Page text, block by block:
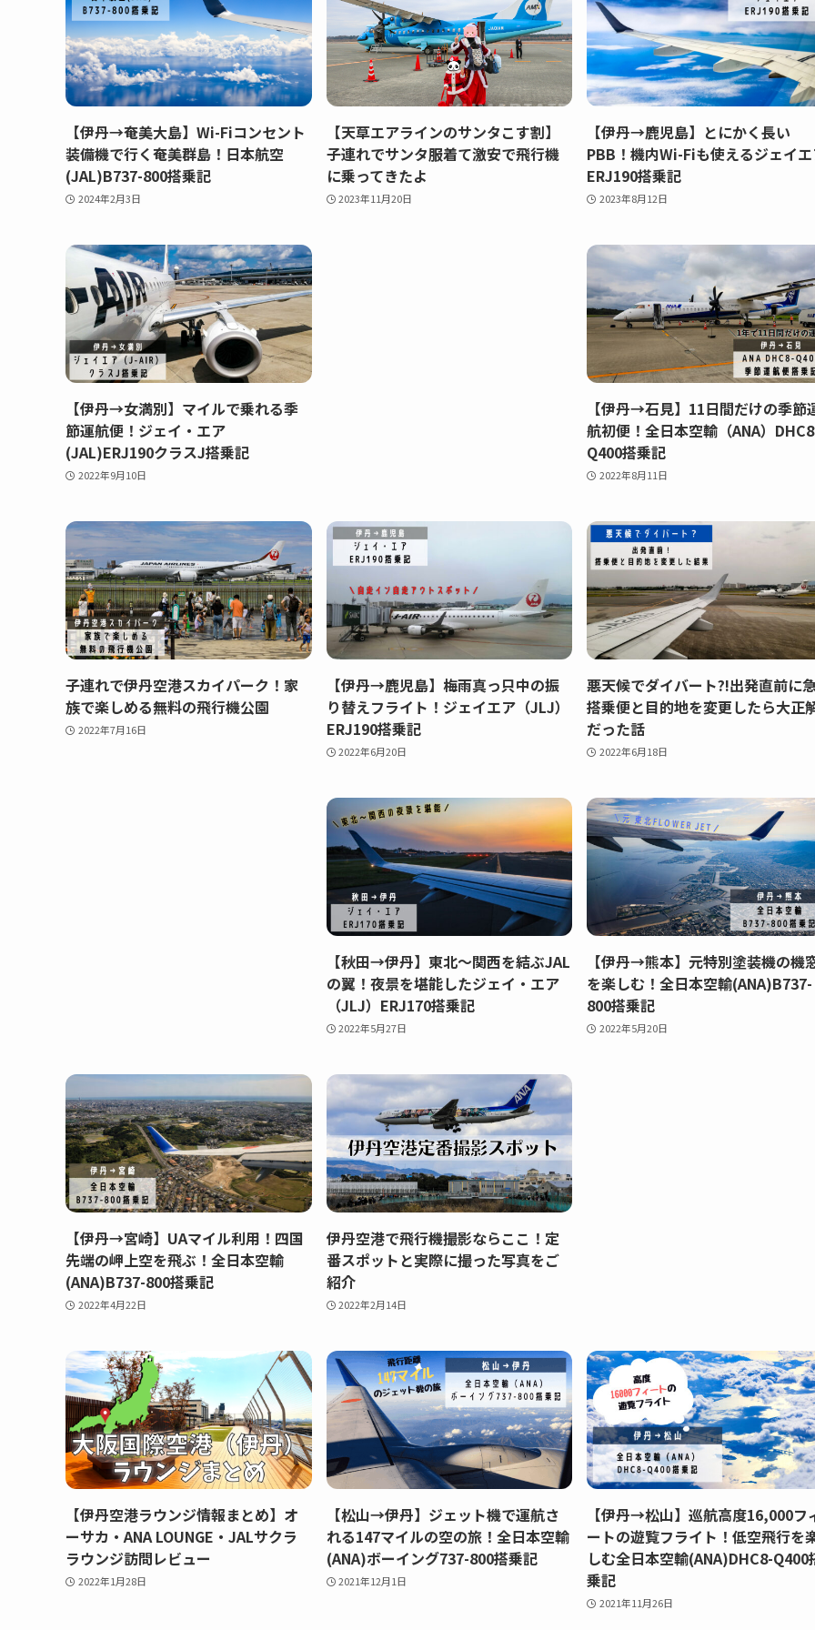
【伊丹→奄美大島】Wi-Fiコンセント
装備機で行く奄美群島！日本航空
(JAL)B737-800搭乗記
2024年2月3日
【天草エアラインのサンタこす割】
子連れでサンタ服着て激安で飛行機
に乗ってきたよ
2023年11月20日
【伊丹→鹿児島】とにかく長い
PBB！機内Wi-Fiも使えるジェイ
ERJ190搭乗記
2023年8月12日
【伊丹→女満別】マイルで乗れる季
節運航便！ジェイ・エア
(JAL)ERJ190クラスJ搭乗記
2022年9月10日
【伊丹→石見】11日間だけの季節
航初便！全日本空輸（ANA）
Q400搭乗記
2022年8月11日
子連れで伊丹空港スカイパーク！家
族で楽しめる無料の飛行機公園
2022年7月16日
【伊丹→鹿児島】梅雨真っ只中の振
り替えフライト！ジェイエア（JLJ）
ERJ190搭乗記
2022年6月20日
悪天候でダイバート?!出発直前に
搭乗便と目的地を変更したら大正
だった話
2022年6月18日
【秋田→伊丹】東北〜関西を結ぶJAL
の翼！夜景を堪能したジェイ・エア
（JLJ）ERJ170搭乗記
2022年5月27日
【伊丹→熊本】元特別塗装機の機
を楽しむ！全日本空輸(ANA)B737-
800搭乗記
2022年5月20日
【伊丹→宮崎】UAマイル利用！四国
先端の岬上空を飛ぶ！全日本空輸
(ANA)B737-800搭乗記
2022年4月22日
伊丹空港で飛行機撮影ならここ！定
番スポットと実際に撮った写真をご
紹介
2022年2月14日
【伊丹空港ラウンジ情報まとめ】オ
ーサカ・ANA LOUNGE・JALサクラ
ラウンジ訪問レビュー
2022年1月28日
【松山→伊丹】ジェット機で運航さ
れる147マイルの空の旅！全日本空輸
(ANA)ボーイング737-800搭乗記
2021年12月1日
【伊丹→松山】巡航高度16,000フ
ートの遊覧フライト！低空飛行を
しむ全日本空輸(ANA)DHC8-Q400
乗記
2021年11月26日